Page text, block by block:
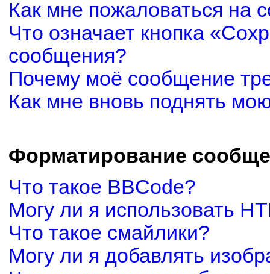
Как мне пожаловаться на
Что означает кнопка
сообщения?
Почему моё сообщение
Как мне вновь поднять
Форматирование
Что такое BBCode?
Могу ли я использовать
Что такое смайлики?
Могу ли я добавлять